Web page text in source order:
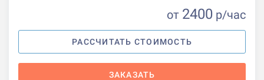
от 2400 р/час
РАССЧИТАТЬ СТОИМОСТЬ
ЗАКАЗАТЬ